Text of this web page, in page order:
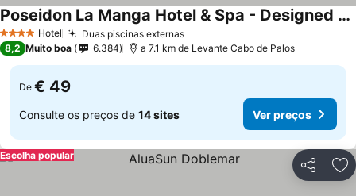
4 EstrelasHotel Duas piscinas externasVer preços
Poseidon La Manga Hotel & Spa - Designed for Adults
Ver preços
8,2 Muito boa 6.384 a 7.1 km de Levante Cabo de Palos
De € 49
Consulte os preços de 14 sites Ver preços
Partilhar
Escolha popular